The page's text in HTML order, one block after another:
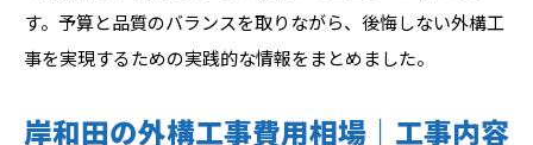
す。予算と品質のバランスを取りながら、後悔しない外構工
事を実現するための実践的な情報をまとめました。
岸和田の外構工事費用相場｜工事内容